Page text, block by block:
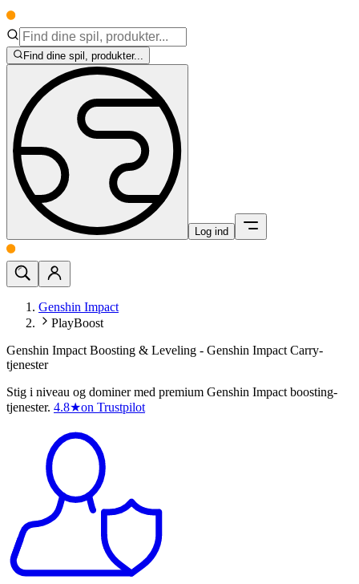
Find dine spil, produkter...
Log ind
Genshin Impact
PlayBoost
Genshin Impact Boosting & Leveling - Genshin Impact Carry-
tjenester
Stig i niveau og dominer med premium Genshin Impact boosting-
tjenester. 4.8★on Trustpilot